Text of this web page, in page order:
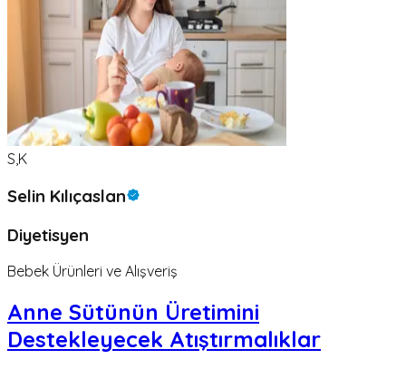
S,K
Selin Kılıçaslan
Diyetisyen
Bebek Ürünleri ve Alışveriş
Anne Sütünün Üretimini
Destekleyecek Atıştırmalıklar